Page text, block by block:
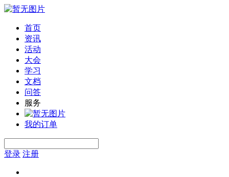
首页
资讯
活动
大会
学习
文档
问答
服务
我的订单
登录 注册